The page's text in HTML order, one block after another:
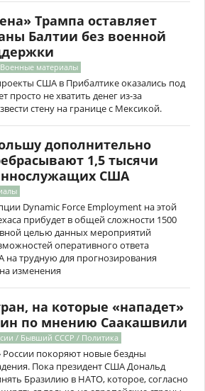
Трампа оставляет
Балтии без военной
материалы
США в Прибалтике оказались под
просто не хватить денег из-за
стену на границе с Мексикой.
дополнительно
1,5 тысячи
США
Dynamic Force Employment на этой
прибудет в общей сложности 1500
целью данных мероприятий
оперативного ответа
трудную для прогнозирования
изменения
на которые «нападет»
по мнению Саакашвили
/ Бывший СССР / Политика
покоряют новые бездны
Пока президент США Дональд
Бразилию в НАТО, которое, согласно